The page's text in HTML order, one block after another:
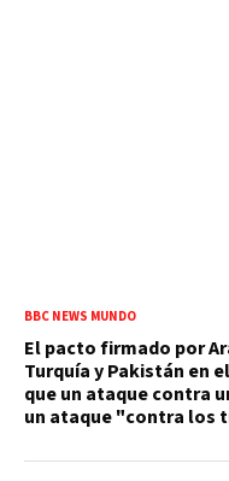
BBC NEWS MUNDO
El pacto firmado por
Turquía y Pakistán en
que un ataque contra
un ataque "contra los